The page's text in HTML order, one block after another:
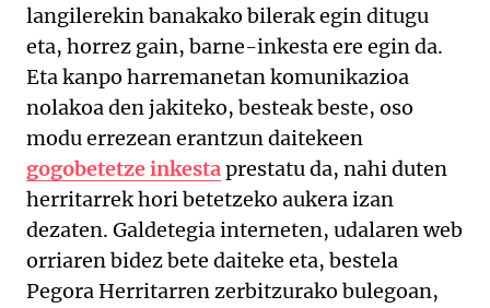
langilerekin banakako bilerak egin ditugu
eta, horrez gain, barne-inkesta ere egin da.
Eta kanpo harremanetan komunikazioa
nolakoa den jakiteko, besteak beste, oso
modu errezean erantzun daitekeen
gogobetetze inkestaprestatu da, nahi duten
herritarrek hori betetzeko aukera izan
dezaten. Galdetegia interneten, udalaren web
orriaren bidez bete daiteke eta, bestela
Pegora Herritarren zerbitzurako bulegoan,